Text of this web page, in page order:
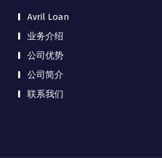
Avril Loan
业务介绍
公司优势
公司简介
联系我们